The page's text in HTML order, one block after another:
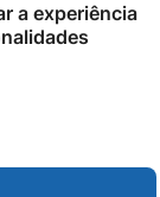
a experiência